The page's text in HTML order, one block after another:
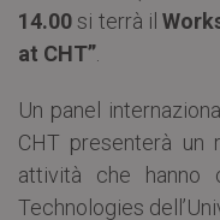
14.00si terrà il
at CHT”.
Un panel
CHT presenterà un
attività che hanno
Technologies